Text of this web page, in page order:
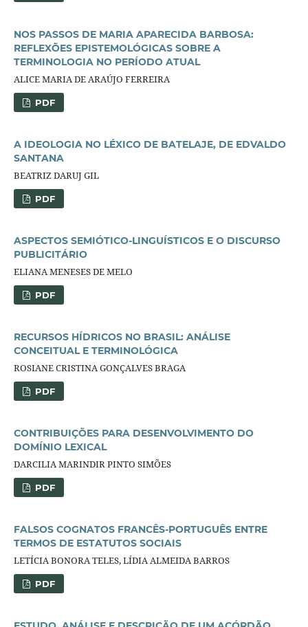
NOS PASSOS DE MARIA APARECIDA BARBOSA:
REFLEXÕES EPISTEMOLÓGICAS SOBRE A
TERMINOLOGIA NO PERÍODO ATUAL
ALICE MARIA DE ARAÚJO FERREIRA
PDF
A IDEOLOGIA NO LÉXICO DE BATELAJE, DE EDVALDO
SANTANA
BEATRIZ DARUJ GIL
PDF
ASPECTOS SEMIÓTICO-LINGUÍSTICOS E O DISCURSO
PUBLICITÁRIO
ELIANA MENESES DE MELO
PDF
RECURSOS HÍDRICOS NO BRASIL: ANÁLISE
CONCEITUAL E TERMINOLÓGICA
ROSIANE CRISTINA GONÇALVES BRAGA
PDF
CONTRIBUIÇÕES PARA DESENVOLVIMENTO DO
DOMÍNIO LEXICAL
DARCILIA MARINDIR PINTO SIMÕES
PDF
FALSOS COGNATOS FRANCÊS-PORTUGUÊS ENTRE
TERMOS DE ESTATUTOS SOCIAIS
LETÍCIA BONORA TELES, LÍDIA ALMEIDA BARROS
PDF